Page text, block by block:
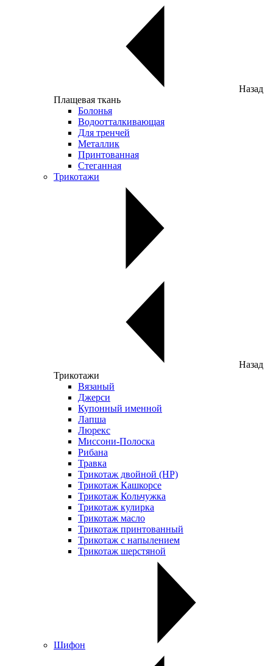
Назад
Плащевая ткань
Болонья
Водоотталкивающая
Для тренчей
Металлик
Принтованная
Стеганная
Трикотажи
Назад
Трикотажи
Вязаный
Джерси
Купонный именной
Лапша
Люрекс
Миссони-Полоска
Рибана
Травка
Трикотаж двойной (НР)
Трикотаж Кашкорсе
Трикотаж Кольчужка
Трикотаж кулирка
Трикотаж масло
Трикотаж принтованный
Трикотаж с напылением
Трикотаж шерстяной
Шифон